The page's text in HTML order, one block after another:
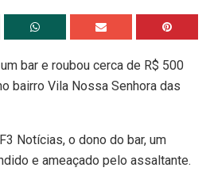
bar e roubou cerca de R$ 500
bairro Vila Nossa Senhora das
Notícias, o dono do bar, um
e ameaçado pelo assaltante.